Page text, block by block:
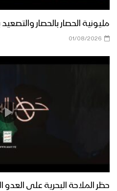
مليونية الحصار بالحصار والتصعيد
01/08/2026
حظر الملاحة البحرية على العدو